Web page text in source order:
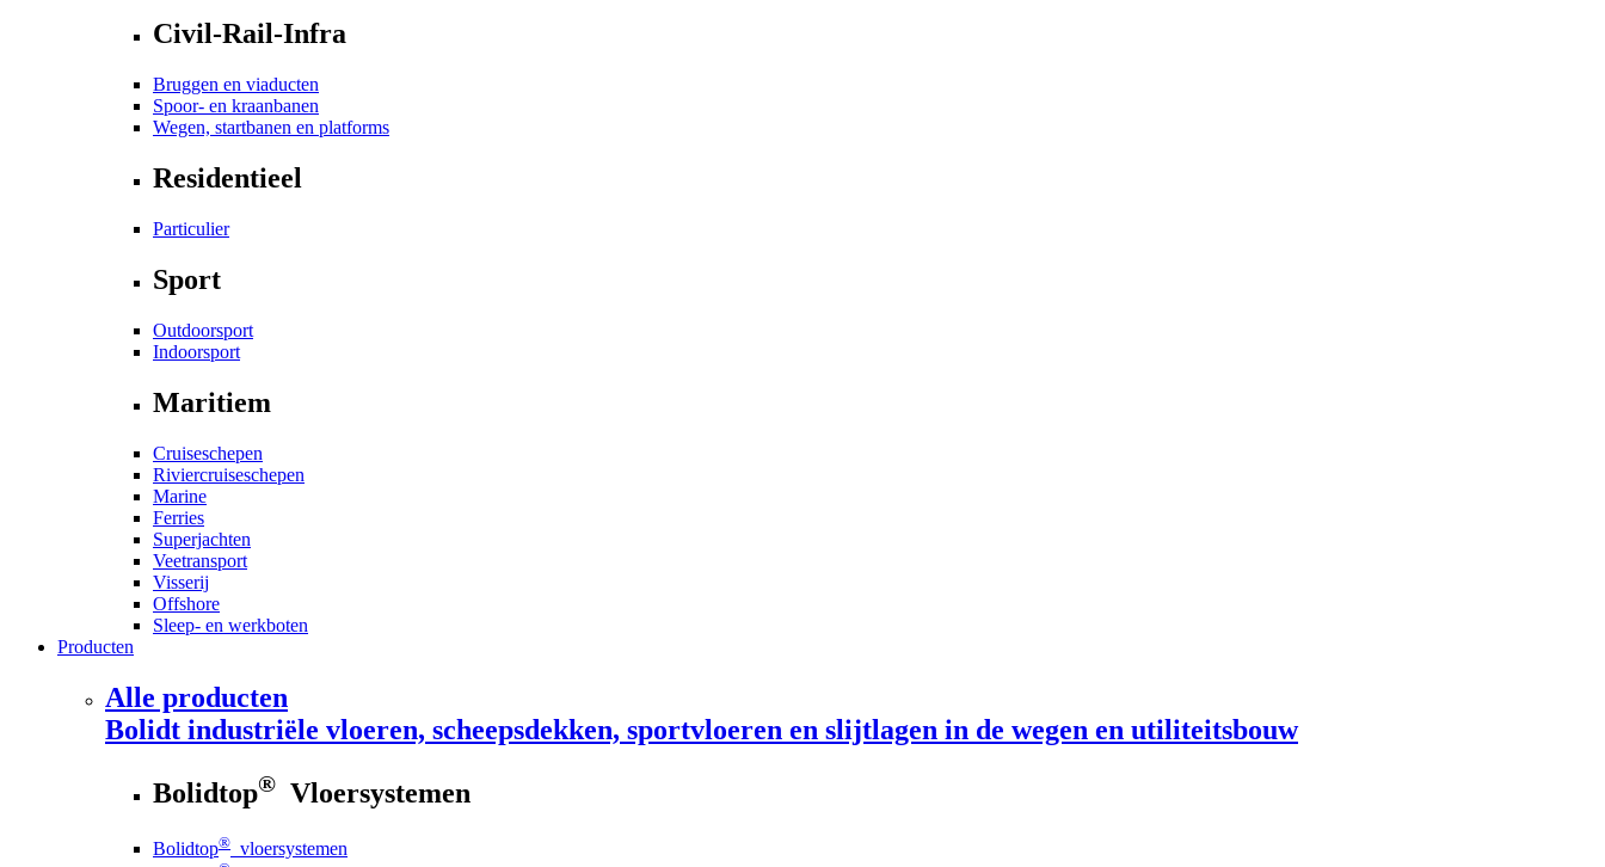
Civil-Rail-Infra
Bruggen en viaducten
Spoor- en kraanbanen
Wegen, startbanen en platforms
Residentieel
Particulier
Sport
Outdoorsport
Indoorsport
Maritiem
Cruiseschepen
Riviercruiseschepen
Marine
Ferries
Superjachten
Veetransport
Visserij
Offshore
Sleep- en werkboten
Producten
Alle producten
Bolidt industriële vloeren, scheepsdekken, sportvloeren en slijtlagen in de wegen en utiliteitsbouw
Bolidtop® Vloersystemen
Bolidtop® vloersystemen